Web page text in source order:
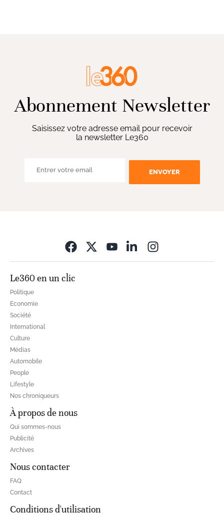
Abonnement Newsletter
Saisissez votre adresse email pour recevoir
la newsletter Le360
ENVOYER
Le360 en un clic
Politique
Economie
Société
International
Culture
Médias
Automobile
People
Lifestyle
Nos chroniqueurs
À propos de nous
Qui sommes-nous
Publicité
Archives
Nous contacter
FAQ
Contact
Conditions d'utilisation